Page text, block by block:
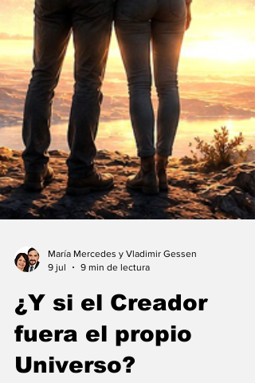
María Mercedes y Vladimir Gessen
9 jul
9 min de lectura